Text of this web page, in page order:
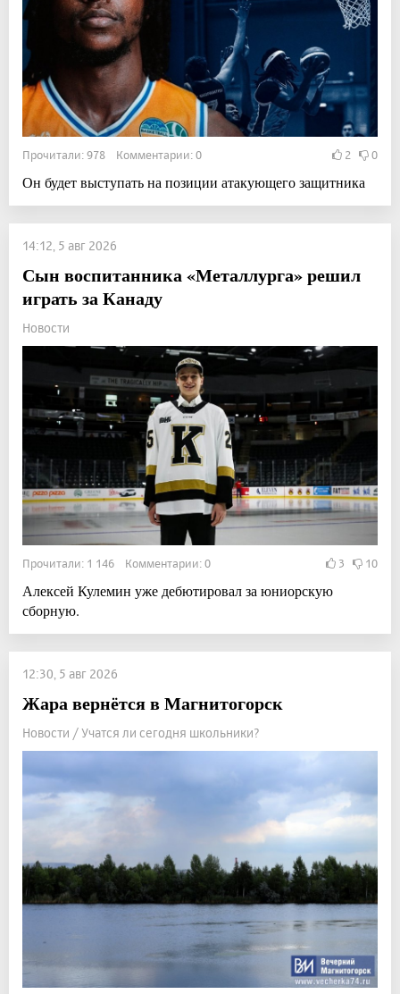
Прочитали: 978 Комментарии: 0 2 0
Он будет выступать на позиции атакующего защитника
14:12, 5 авг 2026
Сын воспитанника «Металлурга» решил
играть за Канаду
Новости
Прочитали: 1 146 Комментарии: 0 3 10
Алексей Кулемин уже дебютировал за юниорскую
сборную.
12:30, 5 авг 2026
Жара вернётся в Магнитогорск
Новости / Учатся ли сегодня школьники?